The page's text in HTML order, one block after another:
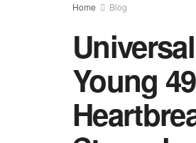
Home Blog
Young